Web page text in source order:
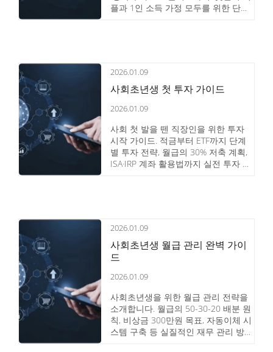
플과 1인 소득 가정 모두를 위한 단계
2026.01.09
사회초년생 첫 투자 가이드
2026.01.09
사회 첫 발을 뗀 직장인을 위한 투자
시작 가이드. 적금부터 ETF까지 단계
별 투자 전략, 월급의 30% 저축 계획,
ISA·IRP 계좌 활용법까지 실전 투자 로
2026.01.09
사회초년생 월급 관리 완벽 가이
드
2026.01.09
사회초년생을 위한 월급 관리 전략을
소개합니다. 월급의 50-30-20 배분 원
칙, 비상금 300만원 목표, 자동이체 시
스템 구축 등 실질적인 재무 관리 방법